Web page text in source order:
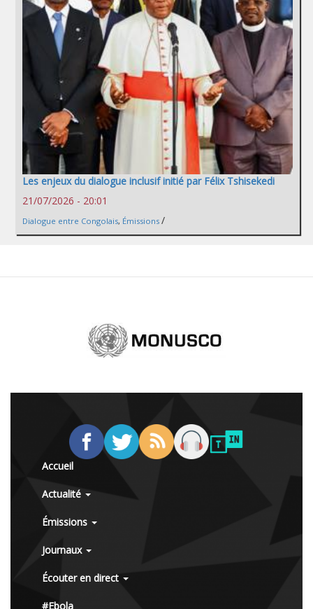
Les enjeux du dialogue inclusif initié par Félix Tshisekedi
21/07/2026 - 20:01
Dialogue entre Congolais, Émissions /
Accueil
Actualité
Émissions
Journaux
Écouter en direct
#Ebola